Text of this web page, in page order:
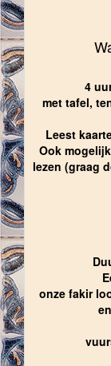
4
met tafel,
Leest
Ook
lezen (graag
onze fakir